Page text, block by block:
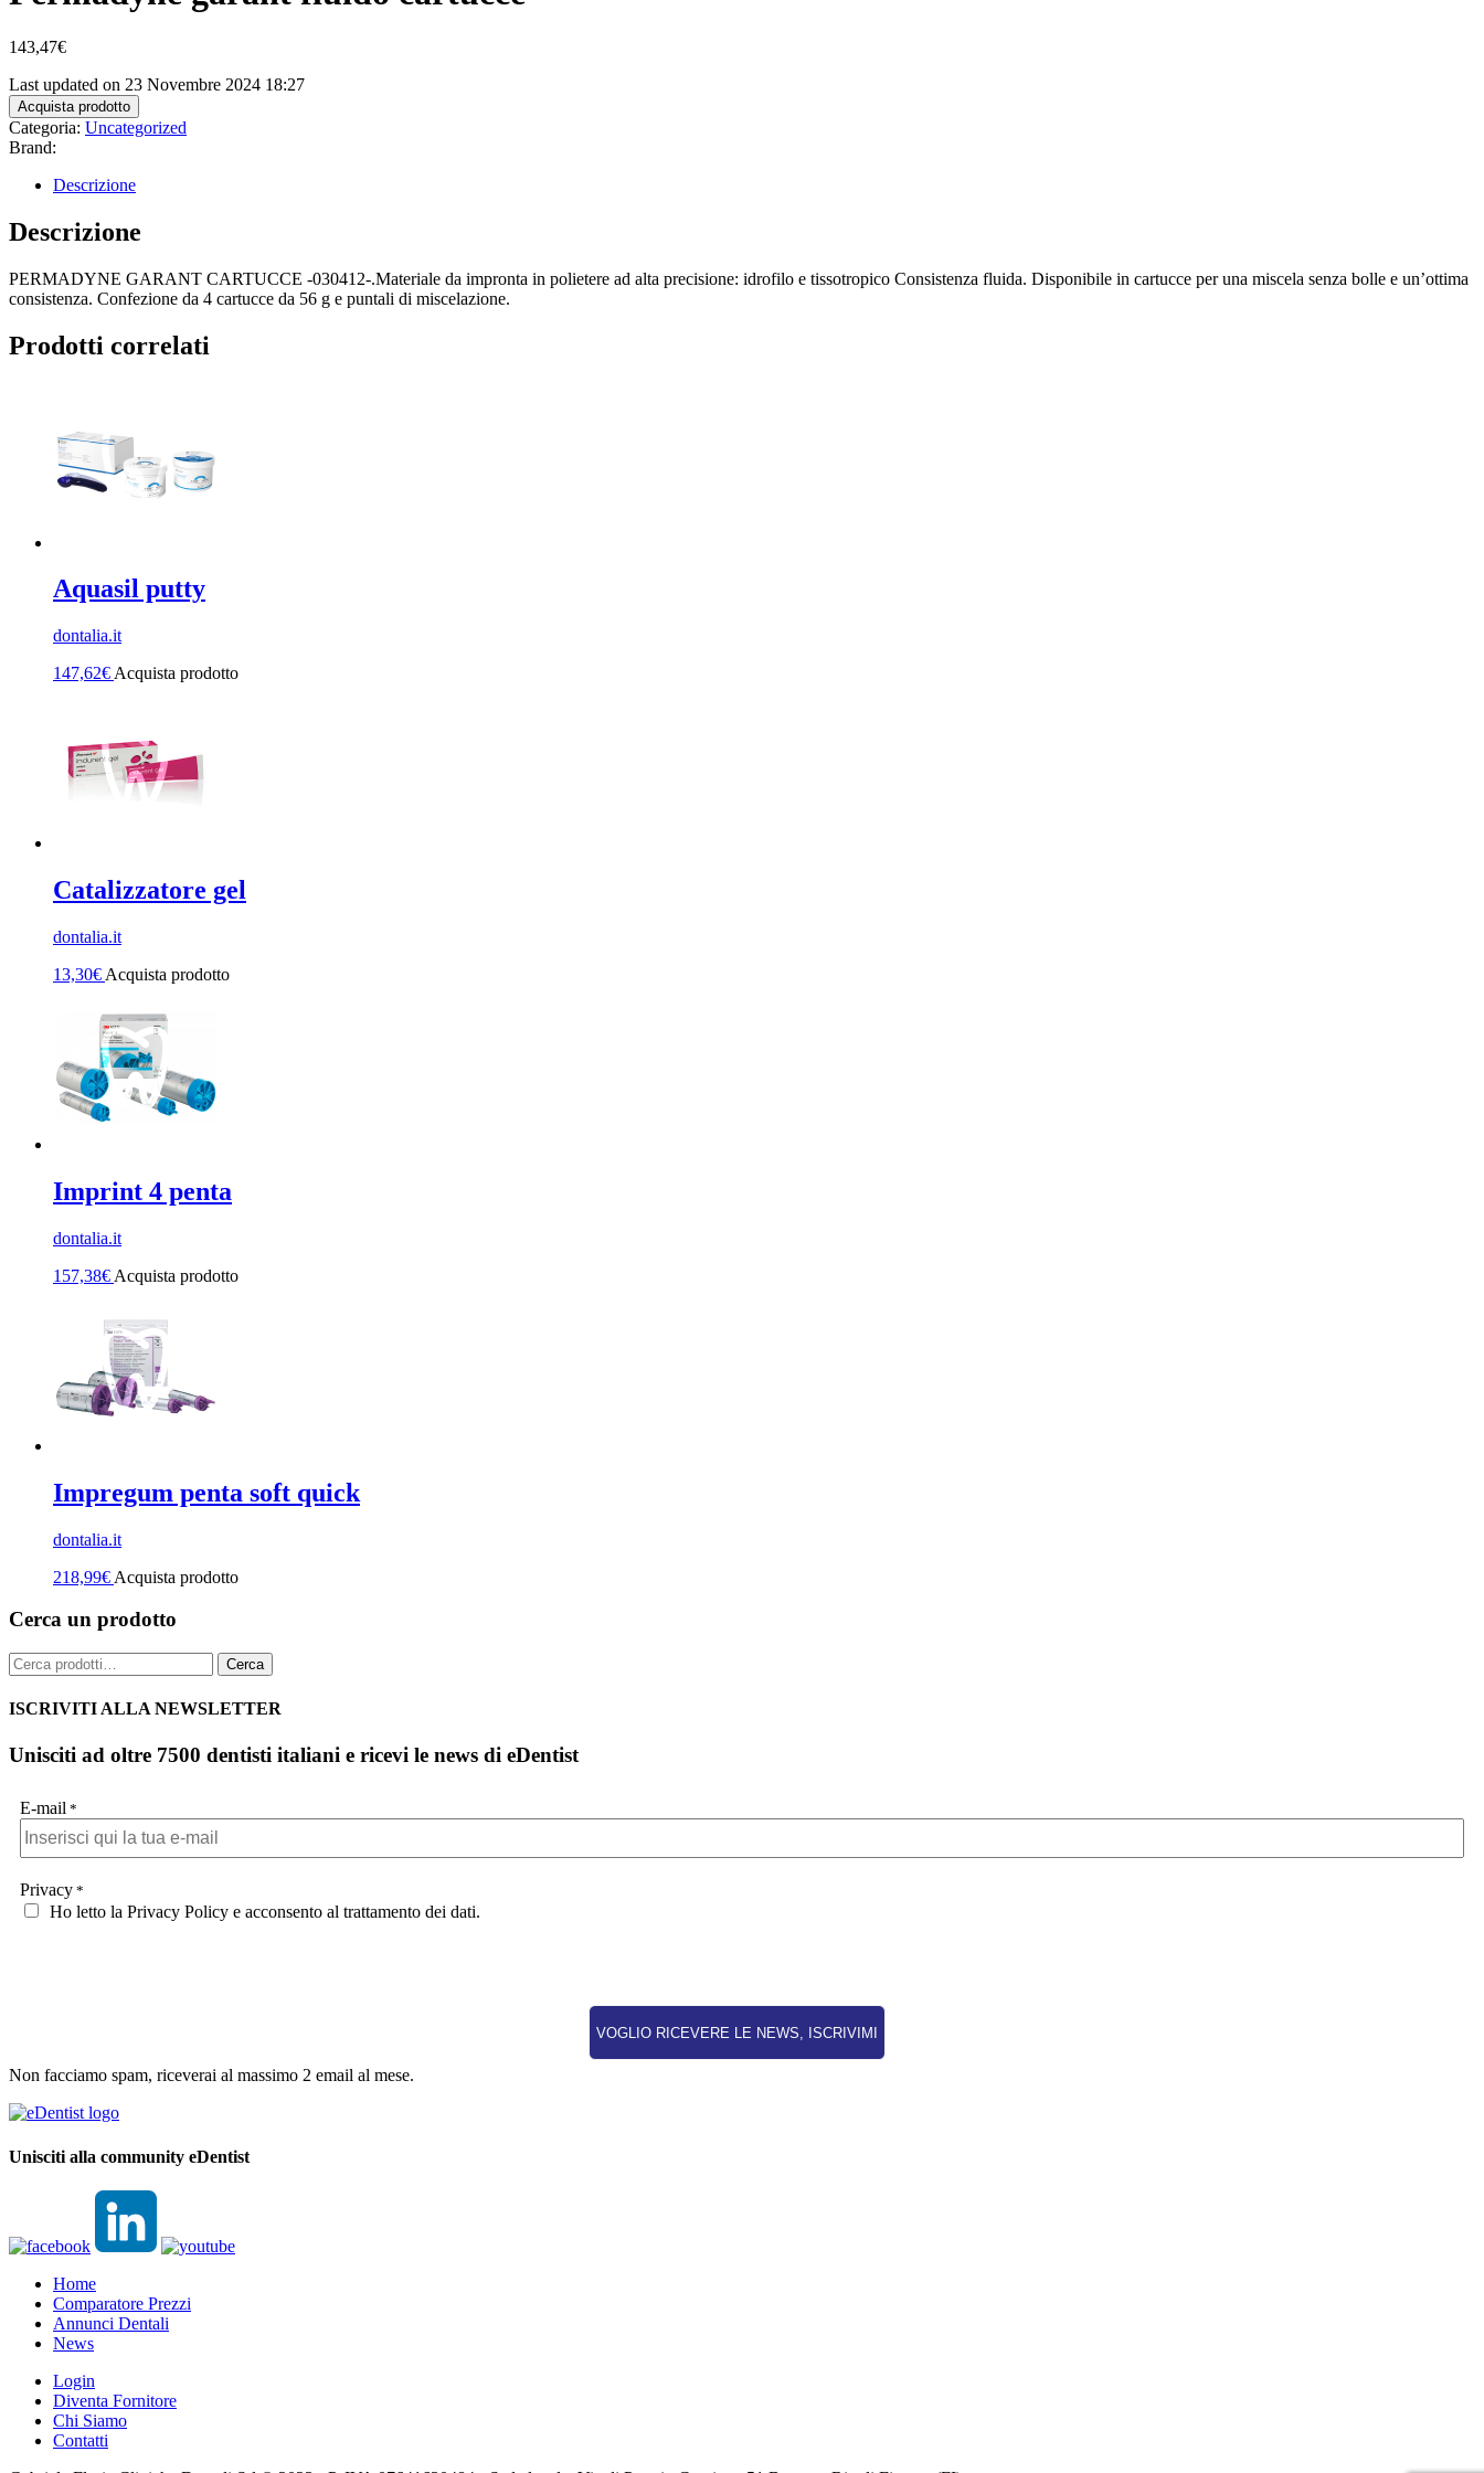
143,47€
Last updated on 23 Novembre 2024 18:27
Acquista prodotto
Categoria: Uncategorized
Brand:
Descrizione
Descrizione
PERMADYNE GARANT CARTUCCE -030412-.Materiale da impronta in polietere ad alta precisione: idrofilo e tissotropico Consistenza fluida. Disponibile in cartucce per una miscela senza bolle e un’ottima
consistenza. Confezione da 4 cartucce da 56 g e puntali di miscelazione.
Prodotti correlati
Aquasil putty
dontalia.it
147,62€ Acquista prodotto
Catalizzatore gel
dontalia.it
13,30€ Acquista prodotto
Imprint 4 penta
dontalia.it
157,38€ Acquista prodotto
Impregum penta soft quick
dontalia.it
218,99€ Acquista prodotto
Cerca un prodotto
Cerca: Cerca
ISCRIVITI ALLA NEWSLETTER
Unisciti ad oltre 7500 dentisti italiani e ricevi le news di eDentist
E-mail *
Privacy *
Ho letto la Privacy Policy e acconsento al trattamento dei dati.
Non facciamo spam, riceverai al massimo 2 email al mese.
Unisciti alla community eDentist
Home
Comparatore Prezzi
Annunci Dentali
News
Login
Diventa Fornitore
Chi Siamo
Contatti